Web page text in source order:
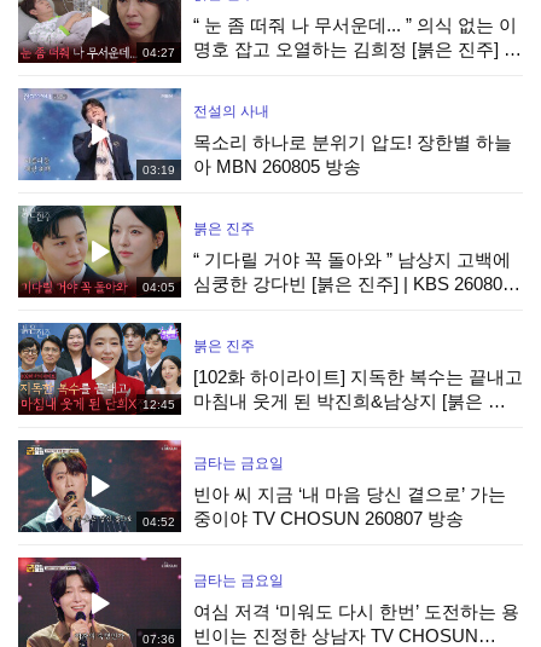
04:27
“ 눈 좀 떠줘 나 무서운데... ” 의식 없는 이
명호 잡고 오열하는 김희정 [붉은 진주] |
03:19
전설의 사내
목소리 하나로 분위기 압도! 장한별 하늘
아 MBN 260805 방송
04:05
붉은 진주
“ 기다릴 거야 꼭 돌아와 ” 남상지 고백에
심쿵한 강다빈 [붉은 진주] | KBS 260807
12:45
붉은 진주
[102화 하이라이트] 지독한 복수는 끝내고
마침내 웃게 된 박진희&남상지 [붉은 진
04:52
금타는 금요일
빈아 씨 지금 ‘내 마음 당신 곁으로’ 가는
중이야 TV CHOSUN 260807 방송
07:36
금타는 금요일
여심 저격 ‘미워도 다시 한번’ 도전하는 용
빈이는 진정한 상남자 TV CHOSUN